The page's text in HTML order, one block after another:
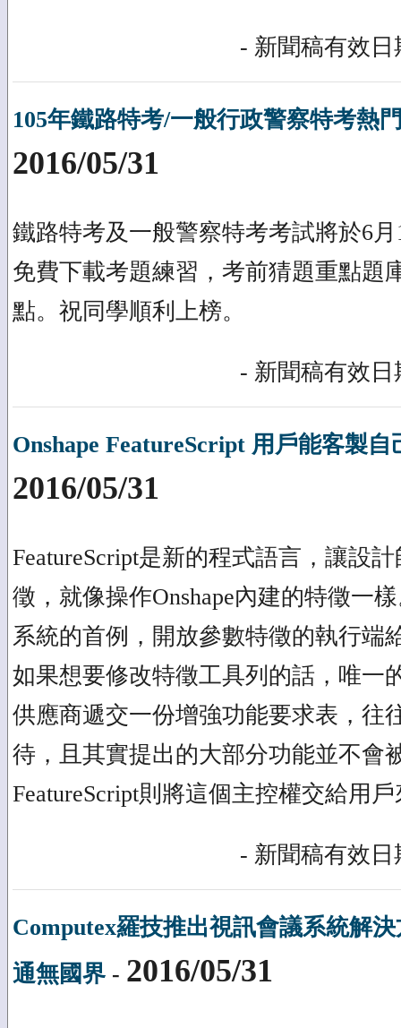
- 新聞稿有效日
105年鐵路特考/一般行政警察特考熱
2016/05/31
鐵路特考及一般警察特考考試將於6
免費下載考題練習，考前猜題重點題
點。祝同學順利上榜。
- 新聞稿有效日
Onshape FeatureScript 用戶能客製
2016/05/31
FeatureScript是新的程式語言，讓設
徵，就像操作Onshape內建的特徵一
系統的首例，開放參數特徵的執行端
如果想要修改特徵工具列的話，唯一
供應商遞交一份增強功能要求表，往
待，且其實提出的大部分功能並不會
FeatureScript則將這個主控權交給用
- 新聞稿有效日
Computex羅技推出視訊會議系統解
通無國界 - 2016/05/31